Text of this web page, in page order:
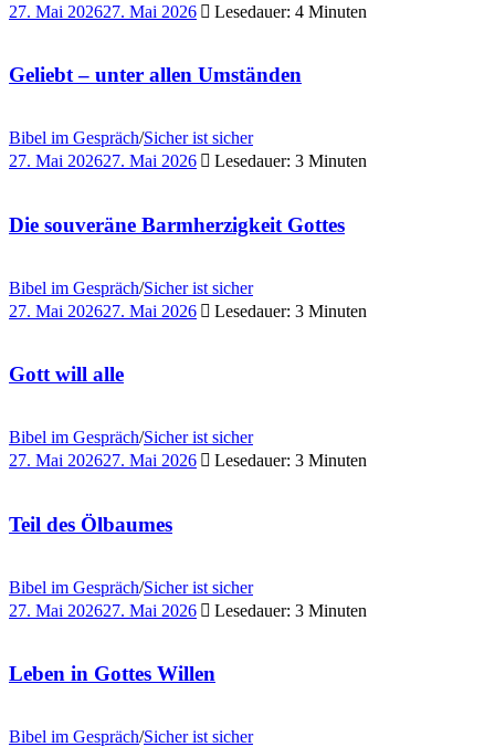
27. Mai 202627. Mai 2026 Lesedauer: 4 Minuten
Geliebt – unter allen Umständen
Bibel im Gespräch/Sicher ist sicher
27. Mai 202627. Mai 2026 Lesedauer: 3 Minuten
Die souveräne Barmherzigkeit Gottes
Bibel im Gespräch/Sicher ist sicher
27. Mai 202627. Mai 2026 Lesedauer: 3 Minuten
Gott will alle
Bibel im Gespräch/Sicher ist sicher
27. Mai 202627. Mai 2026 Lesedauer: 3 Minuten
Teil des Ölbaumes
Bibel im Gespräch/Sicher ist sicher
27. Mai 202627. Mai 2026 Lesedauer: 3 Minuten
Leben in Gottes Willen
Bibel im Gespräch/Sicher ist sicher